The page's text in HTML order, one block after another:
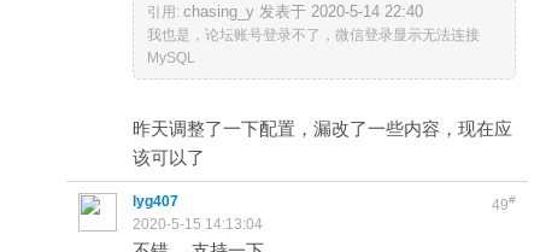
引用: chasing_y 发表于 2020-5-14 22:40
我也是，论坛账号登录不了，微信登录显示无法连接
MySQL
昨天调整了一下配置，漏改了一些内容，现在应
该可以了
49#
lyg407
2020-5-15 14:13:04